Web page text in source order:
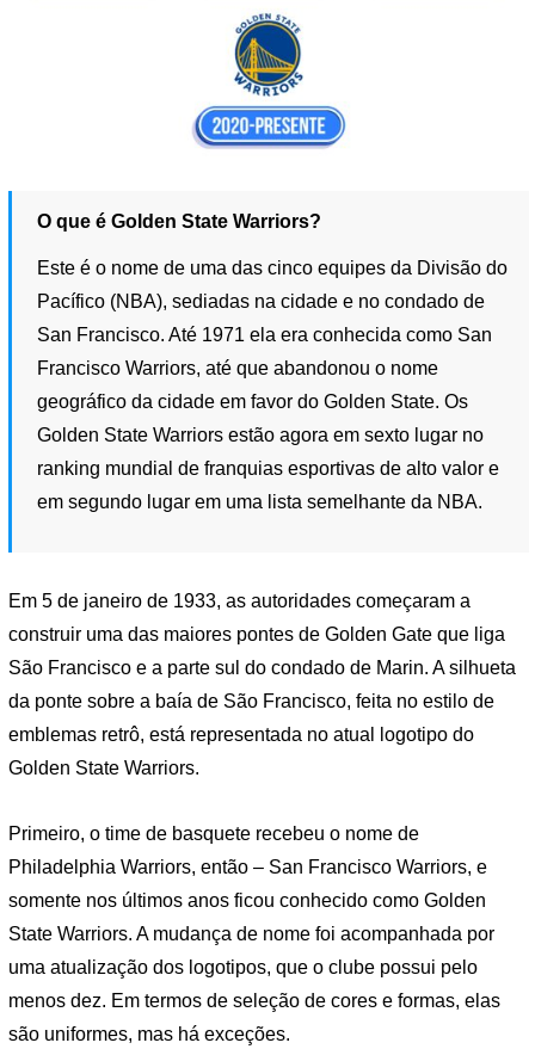
O que é Golden State Warriors?
Este é o nome de uma das cinco equipes da Divisão do
Pacífico (NBA), sediadas na cidade e no condado de
San Francisco. Até 1971 ela era conhecida como San
Francisco Warriors, até que abandonou o nome
geográfico da cidade em favor do Golden State. Os
Golden State Warriors estão agora em sexto lugar no
ranking mundial de franquias esportivas de alto valor e
em segundo lugar em uma lista semelhante da NBA.
Em 5 de janeiro de 1933, as autoridades começaram a
construir uma das maiores pontes de Golden Gate que liga
São Francisco e a parte sul do condado de Marin. A silhueta
da ponte sobre a baía de São Francisco, feita no estilo de
emblemas retrô, está representada no atual logotipo do
Golden State Warriors.
Primeiro, o time de basquete recebeu o nome de
Philadelphia Warriors, então – San Francisco Warriors, e
somente nos últimos anos ficou conhecido como Golden
State Warriors. A mudança de nome foi acompanhada por
uma atualização dos logotipos, que o clube possui pelo
menos dez. Em termos de seleção de cores e formas, elas
são uniformes, mas há exceções.